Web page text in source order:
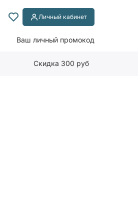
Личный кабинет
Ваш личный промокод
Скидка 300 руб